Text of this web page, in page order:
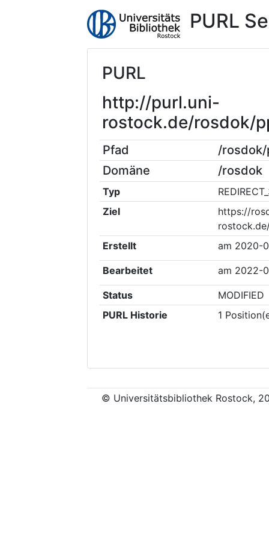
PURL
PURL
http://purl.uni-
rostock.de/rosdok/
Pfad
/rosdok/
Domäne
/rosdok
Typ
Ziel
https://
Erstellt
am 2020-
Bearbeitet am 2022-
Status
MODIFIED
PURL Historie
1
© Universitätsbibliothek Rostock,